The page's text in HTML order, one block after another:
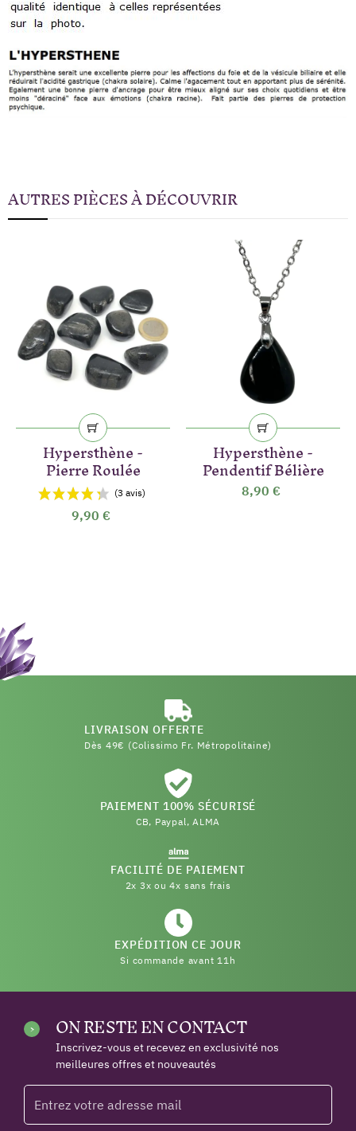
AUTRES PIÈCES À DÉCOUVRIR
Hypersthène -
Pierre Roulée
9,90 €
Hypersthène -
Pendentif Bélière
8,90 €
LIVRAISON OFFERTE
Dès 49€ (Colissimo Fr. Métropolitaine)
PAIEMENT 100% SÉCURISÉ
CB, Paypal, ALMA
FACILITÉ DE PAIEMENT
2x 3x ou 4x sans frais
EXPÉDITION CE JOUR
Si commande avant 11h
ON RESTE EN CONTACT
Inscrivez-vous et recevez en exclusivité nos
meilleures offres et nouveautés